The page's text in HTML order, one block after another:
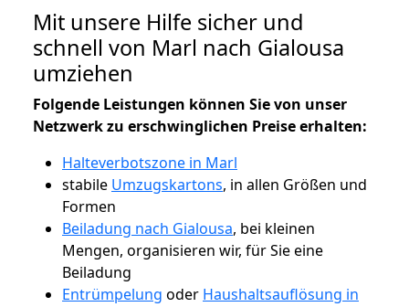
Mit unsere Hilfe sicher und
schnell von Marl nach Gialousa
umziehen
Folgende Leistungen können Sie von unser
Netzwerk zu erschwinglichen Preise erhalten:
Halteverbotszone in Marl
stabile Umzugskartons, in allen Größen und
Formen
Beiladung nach Gialousa, bei kleinen
Mengen, organisieren wir, für Sie eine
Beiladung
Entrümpelung oder Haushaltsauflösung in